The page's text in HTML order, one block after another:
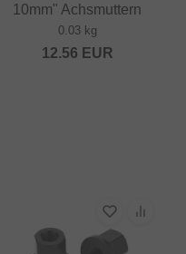
10mm" Achsmuttern
0.03 kg
12.56 EUR